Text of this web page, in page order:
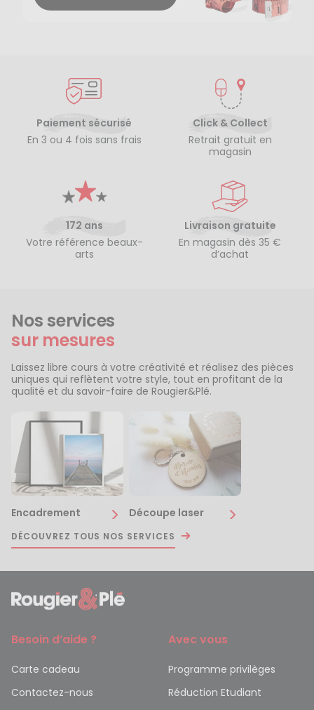
Paiement sécurisé
En 3 ou 4 fois sans frais
Click & Collect
Retrait gratuit en
magasin
172 ans
Votre référence beaux-
arts
Livraison gratuite
En magasin dès 35 €
d’achat
Nos services
sur mesures
Laissez libre cours à votre créativité et réalisez des pièces
uniques qui reflètent votre style, tout en profitant de la
qualité et du savoir-faire de Rougier&Plé.
Encadrement Découpe laser
DÉCOUVREZ TOUS NOS SERVICES
Besoin d’aide ?
Carte cadeau
Contactez-nous
Avec vous
Programme privilèges
Réduction Etudiant